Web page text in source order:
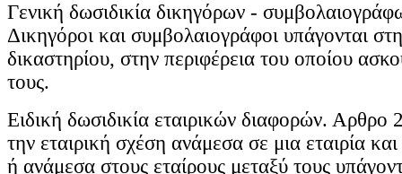
Γενική δωσιδικία δικηγόρων -
Δικηγόροι και συμβολαιογράφοι υπάγονται
δικαστηρίου, στην περιφέρεια του οποίου
τους.
Ειδική δωσιδικία εταιρικών διαφορών.
την εταιρική σχέση ανάμεσα σε μια εταιρία
ή ανάμεσα στους εταίρους μεταξύ τους